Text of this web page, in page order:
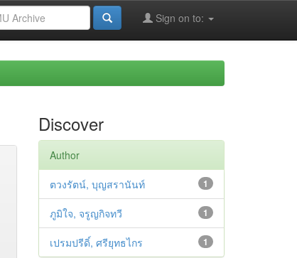
Sign on to:
Discover
Author
1
ตวงรัตน์, บุญสรานันท์
1
ภูมิใจ, จรูญกิจทวี
1
เปรมปรีดิ์, ศรียุทธไกร